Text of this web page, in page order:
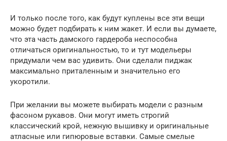
И только после того, как будут куплены все эти вещи
можно будет подбирать к ним жакет. И если вы думаете,
что эта часть дамского гардероба неспособна
отличаться оригинальностью, то и тут модельеры
придумали чем вас удивить. Они сделали пиджак
максимально приталенным и значительно его
укоротили.
При желании вы можете выбирать модели с разным
фасоном рукавов. Они могут иметь строгий
классический крой, нежную вышивку и оригинальные
атласные или гипюровые вставки. Самые смелые